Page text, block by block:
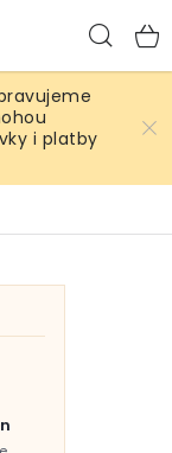
i platby